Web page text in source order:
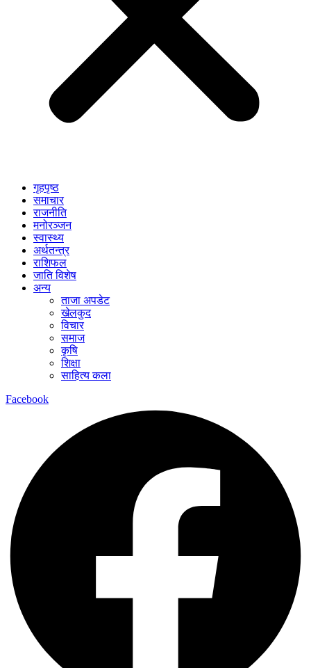
गृहपृष्ठ
समाचार
राजनीति
मनोरञ्जन
स्वास्थ्य
अर्थतन्त्र
राशिफल
जाति विशेष
अन्य
ताजा अपडेट
खेलकुद
विचार
समाज
कृषि
शिक्षा
साहित्य कला
Facebook